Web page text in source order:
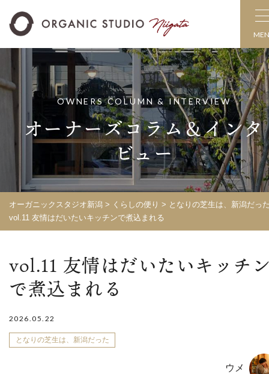
OWNERS COLUMN & INTERVIEW
オーナーズコラム＆インタ
ビュー
オーガニックスタジオ新潟 > くらしの便り > となりの芝生は、新潟だっ
vol.11 友情はだいたいキッチンで煮込まれる
vol.11 友情はだいたいキッチ
で煮込まれる
2026.05.22
となりの芝生は、新潟だった
ウメ